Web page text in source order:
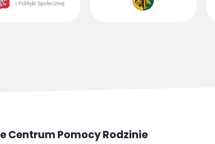
Centrum Pomocy Rodzinie